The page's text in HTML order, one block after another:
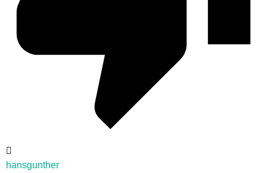
hansgunther